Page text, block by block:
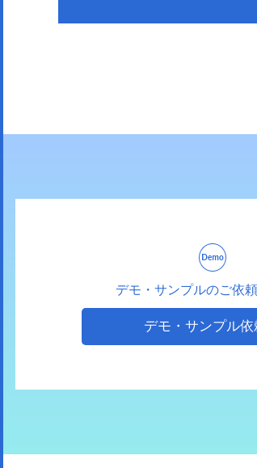
デモ・サンプルのご依
デモ・サンプル依